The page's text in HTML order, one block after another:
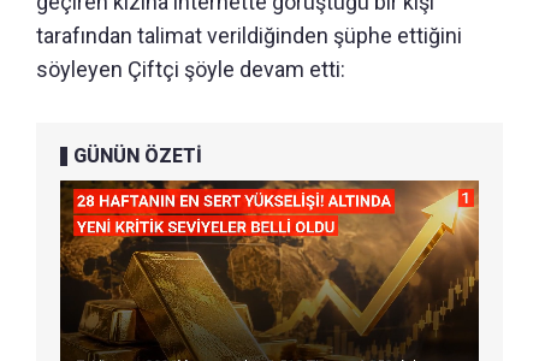
tarafından talimat verildiğinden şüphe ettiğini
söyleyen Çiftçi şöyle devam etti:
GÜNÜN ÖZETİ